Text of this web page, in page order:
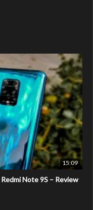
15:09
Note 9S – Review